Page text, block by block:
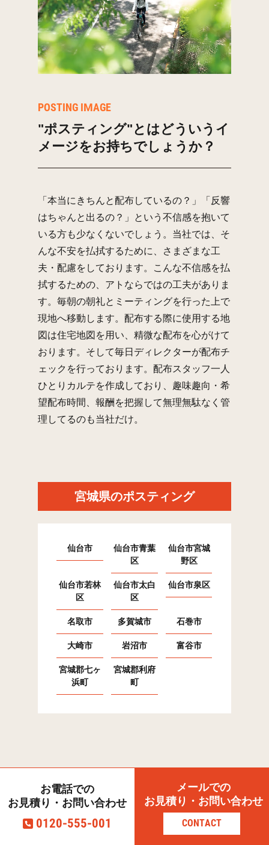
POSTING IMAGE
"ポスティング"とはどういうイ
メージをお持ちでしょうか？
「本当にきちんと配布しているの？」「反響
はちゃんと出るの？」という不信感を抱いて
いる方も少なくないでしょう。当社では、そ
んな不安を払拭するために、さまざまな工
夫・配慮をしております。こんな不信感を払
拭するための、アトならではの工夫がありま
す。毎朝の朝礼とミーティングを行った上で
現地へ移動します。配布する際に使用する地
図は住宅地図を用い、精微な配布を心がけて
おります。そして毎日ディレクターが配布チ
ェックを行っております。配布スタッフ一人
ひとりカルテを作成しており、趣味趣向・希
望配布時間、報酬を把握して無理無駄なく管
理してるのも当社だけ。
宮城県のポスティング
仙台市
仙台市青葉
区
仙台市宮城
野区
仙台市若林
区
仙台市太白
区
仙台市泉区
名取市 多賀城市 石巻市
大崎市 岩沼市 富谷市
宮城郡七ヶ
浜町
宮城郡利府
町
お電話での
お見積り・お問い合わせ
0120-555-001
メールでの
お見積り・お問い合わせ
CONTACT